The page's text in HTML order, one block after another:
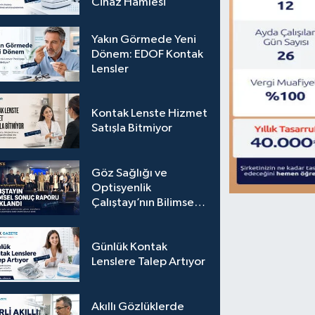
Yakın Görmede Yeni
Dönem: EDOF Kontak
Lensler
Kontak Lenste Hizmet
Satışla Bitmiyor
Göz Sağlığı ve
Optisyenlik
Çalıştayı’nın Bilimsel
Günlük Kontak
Lenslere Talep Artıyor
Akıllı Gözlüklerde